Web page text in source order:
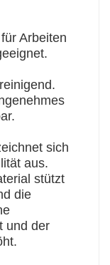
Arbeiten
sich
aus.
stützt
die
und der